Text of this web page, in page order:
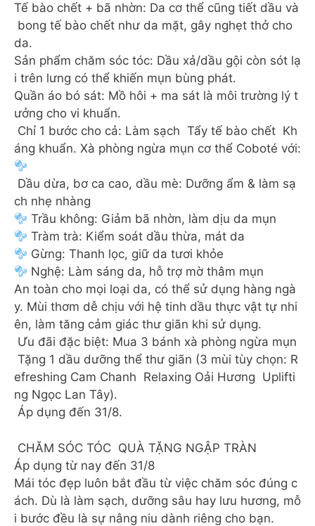
Tế bào chết + bã nhờn: Da cơ thể cũng tiết dầu và
bong tế bào chết như da mặt, gây nghẹt thở cho
da.
Sản phẩm chăm sóc tóc: Dầu xả/dầu gội còn sót lạ
i trên lưng có thể khiến mụn bùng phát.
Quần áo bó sát: Mồ hôi + ma sát là môi trường lý t
ưởng cho vi khuẩn.
Chỉ 1 bước cho cả: Làm sạch Tẩy tế bào chết Kh
áng khuẩn. Xà phòng ngừa mụn cơ thể Coboté với:
Dầu dừa, bơ ca cao, dầu mè: Dưỡng ẩm & làm sạ
ch nhẹ nhàng
Trầu không: Giảm bã nhờn, làm dịu da mụn
Tràm trà: Kiểm soát dầu thừa, mát da
Gừng: Thanh lọc, giữ da tươi khỏe
Nghệ: Làm sáng da, hỗ trợ mờ thâm mụn
An toàn cho mọi loại da, có thể sử dụng hàng ngà
y. Mùi thơm dễ chịu với hệ tinh dầu thực vật tự nhi
ên, làm tăng cảm giác thư giãn khi sử dụng.
Ưu đãi đặc biệt: Mua 3 bánh xà phòng ngừa mụn
Tặng 1 dầu dưỡng thể thư giãn (3 mùi tùy chọn: R
efreshing Cam Chanh Relaxing Oải Hương Uplifti
ng Ngọc Lan Tây).
Áp dụng đến 31/8.
CHĂM SÓC TÓC QUÀ TẶNG NGẬP TRÀN
Áp dụng từ nay đến 31/8
Mái tóc đẹp luôn bắt đầu từ việc chăm sóc đúng c
ách. Dù là làm sạch, dưỡng sâu hay lưu hương, mỗ
i bước đều là sự nâng niu dành riêng cho bạn.